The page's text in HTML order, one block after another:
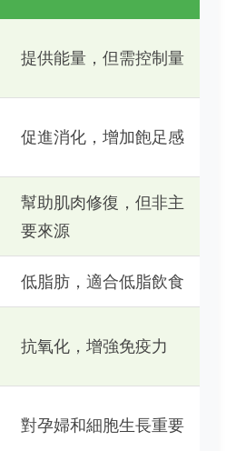
提供能量，但需控制量
促進消化，增加飽足感
幫助肌肉修復，但非主
要來源
低脂肪，適合低脂飲食
抗氧化，增強免疫力
對孕婦和細胞生長重要